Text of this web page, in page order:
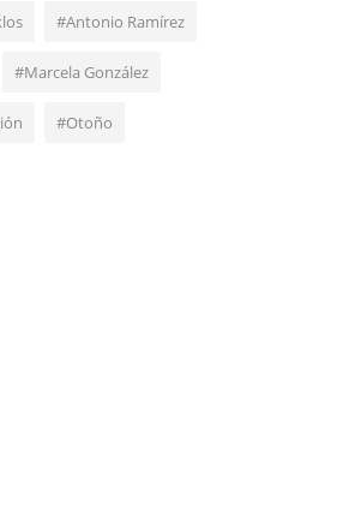
#Antonio Ramírez
#Marcela González
#Otoño